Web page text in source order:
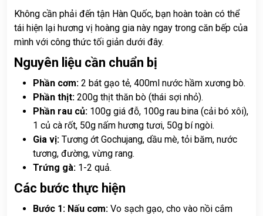
Không cần phải đến tận Hàn Quốc, bạn hoàn toàn có thể
tái hiện lại hương vị hoàng gia này ngay trong căn bếp của
mình với công thức tối giản dưới đây.
Nguyên liệu cần chuẩn bị
Phần cơm: 2 bát gạo tẻ, 400ml nước hầm xương bò.
Phần thịt: 200g thịt thăn bò (thái sợi nhỏ).
Phần rau củ: 100g giá đỗ, 100g rau bina (cải bó xôi),
1 củ cà rốt, 50g nấm hương tươi, 50g bí ngòi.
Gia vị: Tương ớt Gochujang, dầu mè, tỏi băm, nước
tương, đường, vừng rang.
Trứng gà: 1-2 quả.
Các bước thực hiện
Bước 1: Nấu cơm: Vo sạch gạo, cho vào nồi cắm